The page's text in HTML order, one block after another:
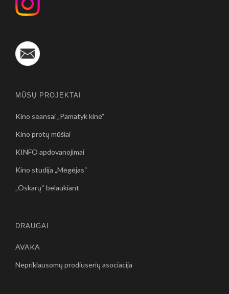
MŪSŲ PROJEKTAI
Kino seansai „Pamatyk kine“
Kino protų mūšiai
KINFO apdovanojimai
Kino studija „Mėgėjas“
„Oskarų“ belaukiant
DRAUGAI
AVAKA
Nepriklausomų prodiuserių asociacija